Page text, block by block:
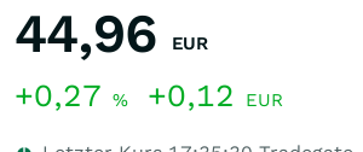
44,96 EUR
+0,27 % +0,12 EUR